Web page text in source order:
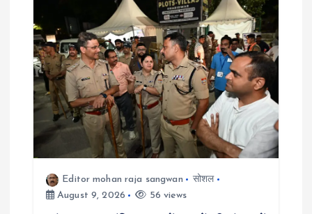
n
Editor mohan raja sangwan
सोशल
August 9, 2026
56 views